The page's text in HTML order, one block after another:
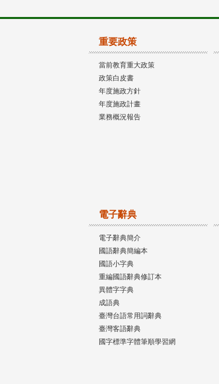
重要政策
當前教育重大政策
政策白皮書
年度施政方針
年度施政計畫
業務概況報告
電子辭典
電子辭典簡介
國語辭典簡編本
國語小字典
重編國語辭典修訂本
異體字字典
成語典
臺灣台語常用詞辭典
臺灣客語辭典
國字標準字體筆順學習網